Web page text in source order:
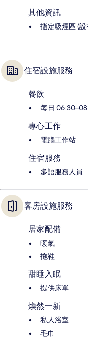
其他資訊
指定吸煙區 (
住宿設施服務
餐飲
每日
專心工作
電腦工作站
住宿服務
多語服務人員
客房設施服務
居家配備
暖氣
拖鞋
甜睡入眠
提供床單
煥然一新
私人浴室
毛巾